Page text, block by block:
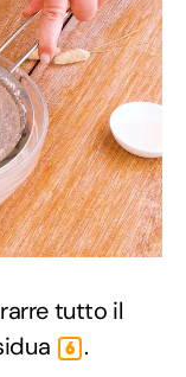
tutto il
6 .